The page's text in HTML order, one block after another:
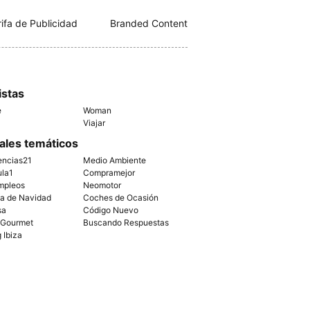
de Publicidad Branded Content
Woman
Viajar
temáticos
Medio Ambiente
Compramejor
Neomotor
de Navidad
Coches de Ocasión
Código Nuevo
Buscando Respuestas
Ibiza